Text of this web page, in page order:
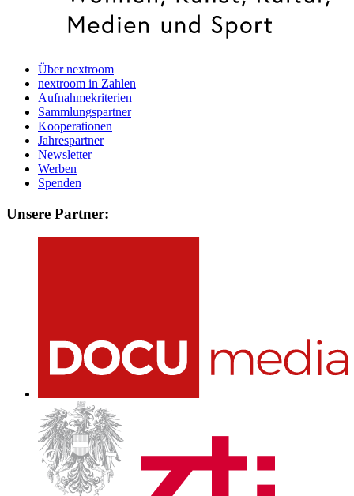
Über nextroom
nextroom in Zahlen
Aufnahmekriterien
Sammlungspartner
Kooperationen
Jahrespartner
Newsletter
Werben
Spenden
Unsere Partner: